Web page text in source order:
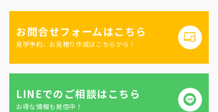
お問合せフォームはこちら
見学予約、お見積り作成はこちらから！
LINEでのご相談はこちら
お得な情報も発信中！